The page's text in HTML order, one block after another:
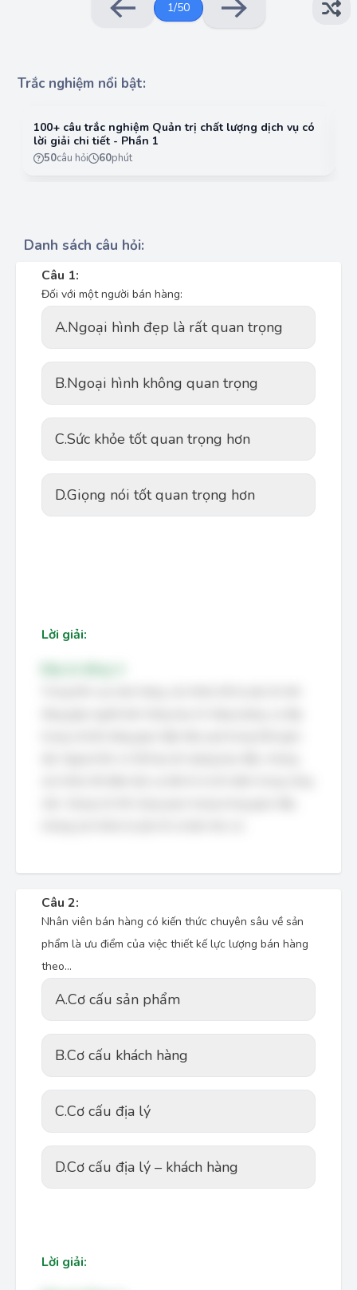
1/50
Trắc nghiệm nổi bật:
100+ câu trắc nghiệm Quản trị chất lượng dịch vụ có
lời giải chi tiết - Phần 1
50câu hỏi 60phút
Danh sách câu hỏi:
Câu 1:
Đối với một người bán hàng:
A.Ngoại hình đẹp là rất quan trọng
B.Ngoại hình không quan trọng
C.Sức khỏe tốt quan trọng hơn
D.Giọng nói tốt quan trọng hơn
Lời giải:
Câu 2:
Nhân viên bán hàng có kiến thức chuyên sâu về sản
phẩm là ưu điểm của việc thiết kế lực lượng bán hàng
theo…
A.Cơ cấu sản phẩm
B.Cơ cấu khách hàng
C.Cơ cấu địa lý
D.Cơ cấu địa lý – khách hàng
Lời giải: